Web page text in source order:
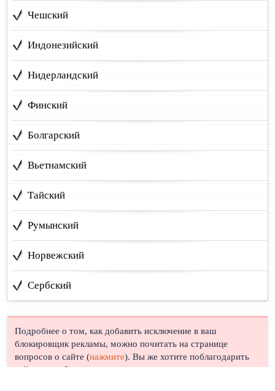
Чешский
Индонезийский
Нидерландский
Финский
Болгарский
Вьетнамский
Тайский
Румынский
Норвежский
Сербский
Подробнее о том, как добавить исключение в ваш
блокировщик рекламы, можно почитать на странице
вопросов о сайте (нажмите). Вы же хотите поблагодарить
сайт, правда?